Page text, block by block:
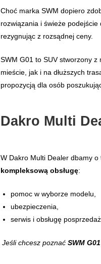
Choć marka SWM dopiero
rozwiązania i świeże podejście
rezygnując z rozsądnej ceny.
SWM G01 to SUV stworzony
mieście, jak i na dłuższych
propozycją dla osób
Dakro Multi
W Dakro Multi Dealer dbamy o
kompleksową obsługę:
pomoc w wyborze modelu,
ubezpieczenia,
serwis i obsługę
Jeśli chcesz poznać SWM G01